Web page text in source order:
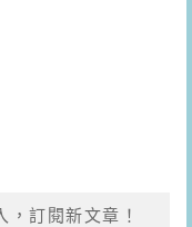
訂閱新文章！